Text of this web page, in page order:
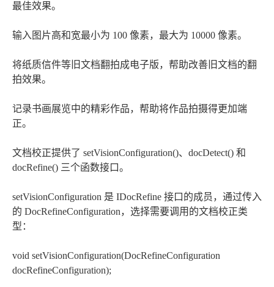
最佳效果。
输入图片高和宽最小为 100 像素，最大为 10000 像素。
将纸质信件等旧文档翻拍成电子版，帮助改善旧文档的翻
拍效果。
记录书画展览中的精彩作品，帮助将作品拍摄得更加端
正。
文档校正提供了 setVisionConfiguration()、docDetect() 和
docRefine() 三个函数接口。
setVisionConfiguration 是 IDocRefine 接口的成员，通过传入
的 DocRefineConfiguration，选择需要调用的文档校正类
型：
void setVisionConfiguration(DocRefineConfiguration
docRefineConfiguration);